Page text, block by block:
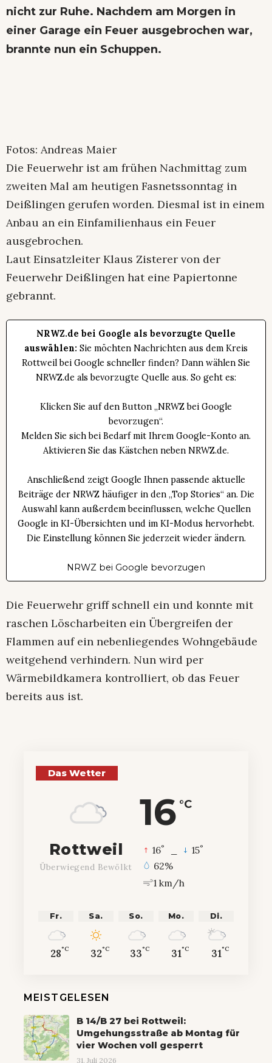
nicht zur Ruhe. Nachdem am Morgen in
einer Garage ein Feuer ausgebrochen war,
brannte nun ein Schuppen.
Fotos: Andreas Maier
Die Feuerwehr ist am frühen Nachmittag zum
zweiten Mal am heutigen Fasnetssonntag in
Deißlingen gerufen worden. Diesmal ist in einem
Anbau an ein Einfamilienhaus ein Feuer
ausgebrochen.
Laut Einsatzleiter Klaus Zisterer von der
Feuerwehr Deißlingen hat eine Papiertonne
gebrannt.
NRWZ.de bei Google als bevorzugte Quelle
auswählen: Sie möchten Nachrichten aus dem Kreis
Rottweil bei Google schneller finden? Dann wählen Sie
NRWZ.de als bevorzugte Quelle aus. So geht es:
Klicken Sie auf den Button „NRWZ bei Google
bevorzugen“.
Melden Sie sich bei Bedarf mit Ihrem Google-Konto an.
Aktivieren Sie das Kästchen neben NRWZ.de.
Anschließend zeigt Google Ihnen passende aktuelle
Beiträge der NRWZ häufiger in den „Top Stories“ an. Die
Auswahl kann außerdem beeinflussen, welche Quellen
Google in KI-Übersichten und im KI-Modus hervorhebt.
Die Einstellung können Sie jederzeit wieder ändern.
NRWZ bei Google bevorzugen
Die Feuerwehr griff schnell ein und konnte mit
raschen Löscharbeiten ein Übergreifen der
Flammen auf ein nebenliegendes Wohngebäude
weitgehend verhindern. Nun wird per
Wärmebildkamera kontrolliert, ob das Feuer
bereits aus ist.
Das Wetter
16 °C
Rottweil
Überwiegend Bewölkt
16° 15°
62%
1 km/h
Fr.
28°C
Sa.
32°C
So.
33°C
Mo.
31°C
Di.
31°C
MEISTGELESEN
B 14/B 27 bei Rottweil:
Umgehungsstraße ab Montag für
vier Wochen voll gesperrt
31. Juli 2026